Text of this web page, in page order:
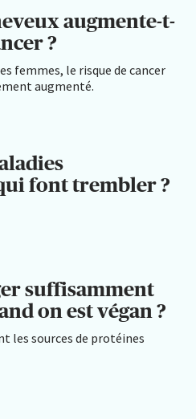
augmente-t-
?
femmes, le risque de cancer
augmenté.
font trembler ?
suffisamment
on est végan ?
les sources de protéines